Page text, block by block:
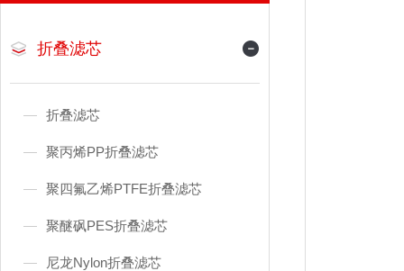
折叠滤芯
折叠滤芯
聚丙烯PP折叠滤芯
聚四氟乙烯PTFE折叠滤芯
聚醚砜PES折叠滤芯
尼龙Nylon折叠滤芯